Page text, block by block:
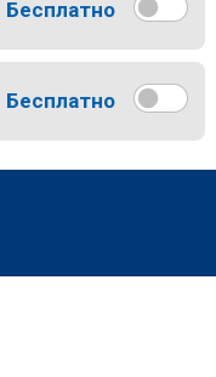
Бесплатно
Бесплатно